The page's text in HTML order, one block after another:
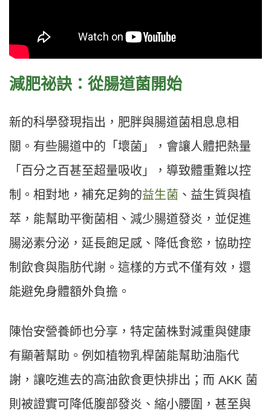
減肥祕訣：從腸道菌開始
新的科學發現指出，肥胖與腸道菌相息息相
關。有些腸道中的「壞菌」，會讓人體把熱量
「百分之百甚至超量吸收」，導致體重難以控
制。相對地，補充足夠的益生菌 、益生質與植
萃，能幫助平衡菌相、減少腸道發炎，並促進
腸泌素分泌，延長飽足感、降低食慾，協助控
制飲食與脂肪代謝。這樣的方式不僅有效，還
能避免身體額外負擔。
陳怡安營養師也分享，特定菌株對減重與健康
有顯著幫助。例如植物乳桿菌能幫助油脂代
謝，讓吃進去的高油飲食更快排出；而 AKK 菌
則被證實可降低腹部發炎、縮小腰圍，甚至與